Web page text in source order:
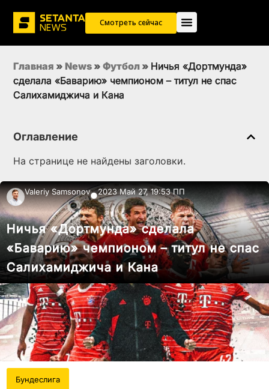
Смотреть сейчас
Главная » News » Футбол » Ничья «Дортмунда»
сделала «Баварию» чемпионом – титул не спас
Салихамиджича и Кана
Оглавление
На странице не найдены заголовки.
Valeriy Samsonov●2023 Май 27, 19:53 ПП
Ничья «Дортмунда» сделала
«Баварию» чемпионом – титул не спас
Салихамиджича и Кана
Бундеслига